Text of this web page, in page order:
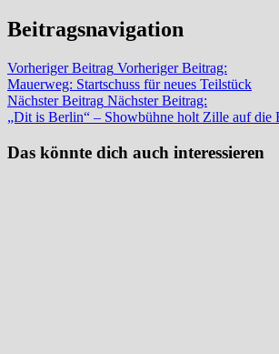
Beitragsnavigation
Vorheriger Beitrag Vorheriger Beitrag:
Mauerweg: Startschuss für neues Teilstück
Nächster Beitrag Nächster Beitrag:
„Dit is Berlin“ – Showbühne holt Zille auf die
Das könnte dich auch interessieren